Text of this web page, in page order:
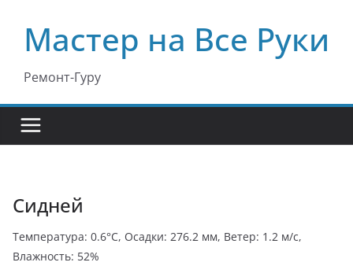
содержимому
Мастер на Все Руки
Ремонт-Гуру
Сидней
Температура: 0.6°C, Осадки: 276.2 мм, Ветер: 1.2 м/с,
Влажность: 52%